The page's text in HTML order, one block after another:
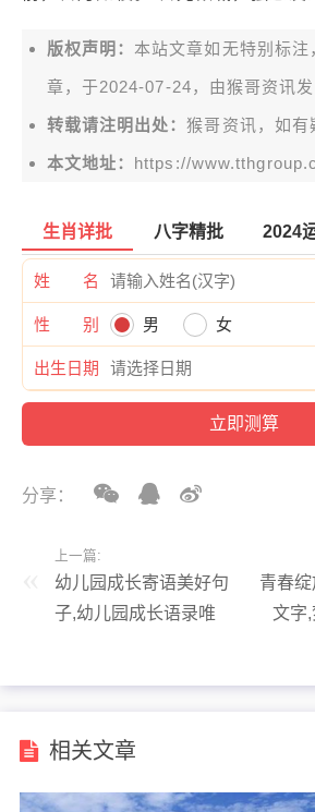
版权声明： 本站文章如无特别标
章，于2024-07-24，由猴哥资讯
转载请注明出处：猴哥资讯，如有
本文地址： https://
生肖详批 八字精批 2024
姓 名
性 别 男 女
出生日期
分享：
上一篇:
幼儿园成长寄语美好句
子,幼儿园成长语录唯
青春
文字
相关文章